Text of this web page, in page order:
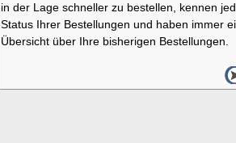
in der Lage schneller zu bestellen, kennen
Status Ihrer Bestellungen und haben immer
Übersicht über Ihre bisherigen Bestellungen.